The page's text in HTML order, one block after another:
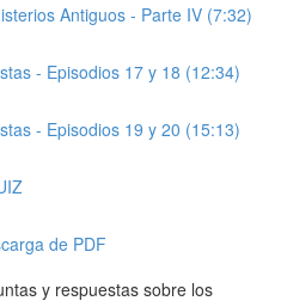
Antiguos - Parte IV (7:32)
- Episodios 17 y 18 (12:34)
- Episodios 19 y 20 (15:13)
de PDF
y respuestas sobre los